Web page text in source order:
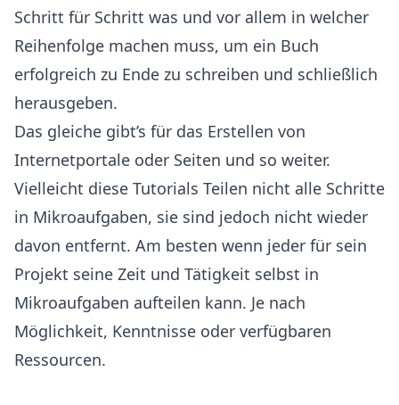
Schritt für Schritt was und vor allem in welcher
Reihenfolge machen muss, um ein Buch
erfolgreich zu Ende zu schreiben und schließlich
herausgeben.
Das gleiche gibt’s für das Erstellen von
Internetportale oder Seiten und so weiter.
Vielleicht diese Tutorials Teilen nicht alle Schritte
in Mikroaufgaben, sie sind jedoch nicht wieder
davon entfernt. Am besten wenn jeder für sein
Projekt seine Zeit und Tätigkeit selbst in
Mikroaufgaben aufteilen kann. Je nach
Möglichkeit, Kenntnisse oder verfügbaren
Ressourcen.